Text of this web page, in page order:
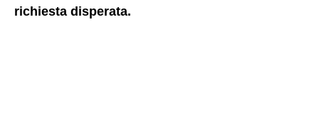
richiesta disperata.